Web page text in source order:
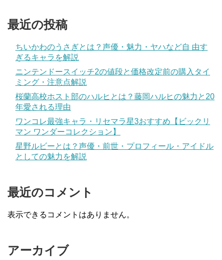
最近の投稿
ちいかわのうさぎとは？声優・魅力・ヤハなど自 由す
ぎるキャラを解説
ニンテンドースイッチ2の値段と価格改定前の購入タイ
ミング・注意点解説
桜蘭高校ホスト部のハルヒとは？藤岡ハルヒの魅力と20
年愛される理由
ワンコレ最強キャラ・リセマラ星3おすすめ【ビックリ
マン ワンダーコレクション】
星野ルビーとは？声優・前世・プロフィール・アイドル
としての魅力を解説
最近のコメント
表示できるコメントはありません。
アーカイブ